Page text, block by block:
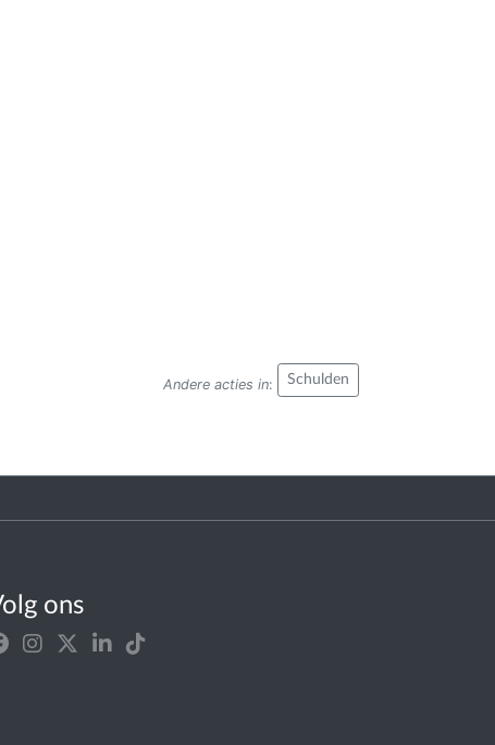
Andere acties in: Schulden
ons